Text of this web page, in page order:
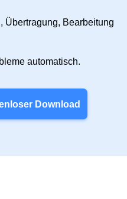
Übertragung, Bearbeitung
automatisch.
Download